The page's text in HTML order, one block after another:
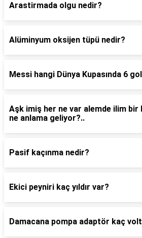
Arastirmada olgu nedir?
Alüminyum oksijen tüpü nedir?
Messi hangi Dünya Kupasında 6
Aşk imiş her ne var alemde ilim bir
ne anlama geliyor?..
Pasif kaçınma nedir?
Ekici peyniri kaç yıldır var?
Damacana pompa adaptör kaç